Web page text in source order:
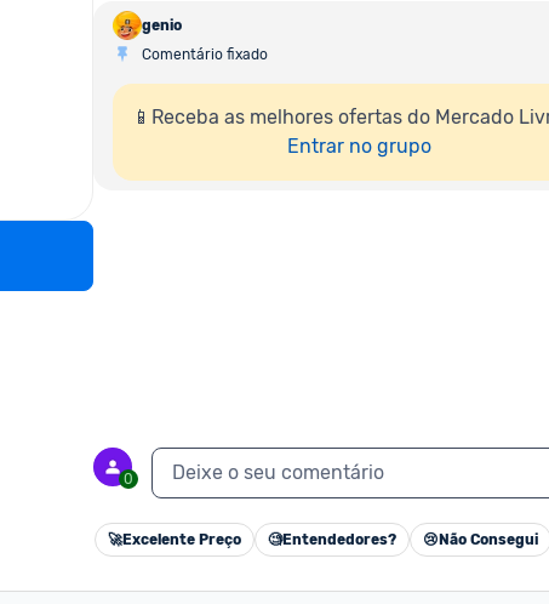
genio
Comentário fixado
📱Receba as melhores ofertas do Mercado
Entrar no grupo
0 Deixe o seu comentário
🚀Excelente Preço 🧐Entendedores? 😢 Não Consegui